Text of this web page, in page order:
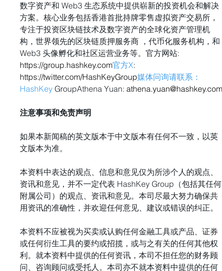
数字资产和 Web3 生态系统中提供崭新的投资机会和解决
方案。核心业务包括香港首批持牌零售虚拟资产交易所，
专注于投资区块链技术及数字资产的全球化资产管理机
构，世界领先的区块链质押服务商 ，代币化服务机构，和
Web3 头像孵化和社区运营业务等。官方网站:
https://group.hashkey.com官方X:
https://twitter.com/HashKeyGroup媒体问询请联系：
HashKey GroupAthena Yuan:
注意事项和免责声明
如果本新闻稿的英文版本于中文版本有任何不一致，以英
文版本为准。
本资料中表达的观点、信息和意见仅为所涉个人的观点、
资讯和意见，并不一定代表 HashKey Group（包括其任何
附属公司）的观点、资讯和意见。本司尽最大努力确保共
用资讯的准确性，并欢迎任何意见、建议或错误的纠正。
本资料不应被视为买卖或认购任何金融工具或产品、证券
或任何衍生工具的要约或招揽，或与之有关的任何其他权
利。就本资料中提供的任何资讯，本司不担任您的财务顾
问、咨询顾问或受托人。本司亦不就本资料中提供的任何